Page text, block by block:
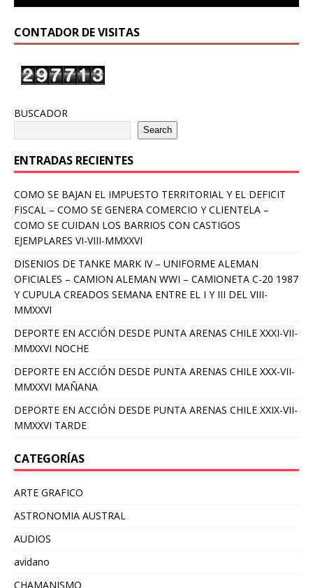
CONTADOR DE VISITAS
BUSCADOR
Search
ENTRADAS RECIENTES
COMO SE BAJAN EL IMPUESTO TERRITORIAL Y EL DEFICIT
FISCAL – COMO SE GENERA COMERCIO Y CLIENTELA –
COMO SE CUIDAN LOS BARRIOS CON CASTIGOS
EJEMPLARES VI-VIII-MMXXVI
DISENIOS DE TANKE MARK IV – UNIFORME ALEMAN
OFICIALES – CAMION ALEMAN WWI – CAMIONETA C-20 1987
Y CUPULA CREADOS SEMANA ENTRE EL I Y III DEL VIII-
MMXXVI
DEPORTE EN ACCIÓN DESDE PUNTA ARENAS CHILE XXXI-VII-
MMXXVI NOCHE
DEPORTE EN ACCIÓN DESDE PUNTA ARENAS CHILE XXX-VII-
MMXXVI MAÑANA
DEPORTE EN ACCIÓN DESDE PUNTA ARENAS CHILE XXIX-VII-
MMXXVI TARDE
CATEGORÍAS
ARTE GRAFICO
ASTRONOMIA AUSTRAL
AUDIOS
avidano
CHAMANISMO